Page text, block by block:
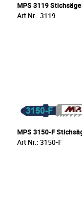
MPS 3119
Art Nr.: 3119
MPS 3150-F
Art Nr.: 3150-F